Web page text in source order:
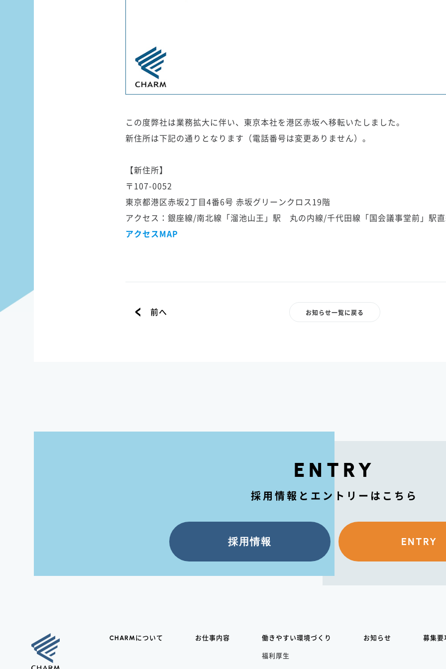
この度弊社は業務拡大に伴い、東京本社を港区赤坂へ移転いたしました。
新住所は下記の通りとなります（電話番号は変更ありません）。
【新住所】
〒107-0052
東京都港区赤坂2丁目4番6号 赤坂グリーンクロス19階
アクセス：銀座線/南北線「溜池山王」駅 丸の内線/千代田線「国会議事堂前」駅
アクセスMAP
前へ お知らせ一覧に戻る
ENTRY
採用情報とエントリーはこちら
採用情報 ENTRY
CHARM について お仕事内容 働きやすい環境づくり
福利厚生
お知らせ 募集要